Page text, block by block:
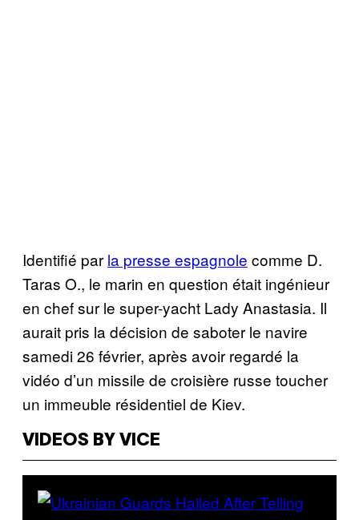
Identifié par la presse espagnole comme D.
Taras O., le marin en question était ingénieur
en chef sur le super-yacht Lady Anastasia. Il
aurait pris la décision de saboter le navire
samedi 26 février, après avoir regardé la
vidéo d’un missile de croisière russe toucher
un immeuble résidentiel de Kiev.
VIDEOS BY VICE